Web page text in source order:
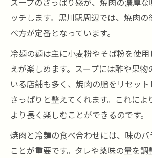
ッチします。黒川駅周辺では、焼肉
べ方が定番となっています。
冷麺の麺は主に小麦粉やそば粉を使
えが楽しめます。スープには酢や果物
いる店舗も多く、焼肉の脂をリセット
さっぱりと整えてくれます。これによ
より長く楽しむことができるのです。
焼肉と冷麺の食べ合わせには、味の
ことが重要です。タレや薬味の量を